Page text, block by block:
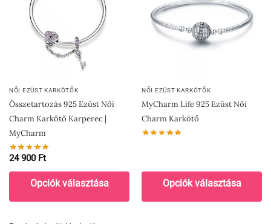
NŐI EZÜST KARKÖTŐK
Összetartozás 925 Ezüst Női
Charm Karkötő Karperec |
MyCharm
24 900 Ft
Opciók választása
NŐI EZÜST KARKÖTŐK
MyCharm Life 925 Ezüst Női
Charm Karkötő
Opciók választása